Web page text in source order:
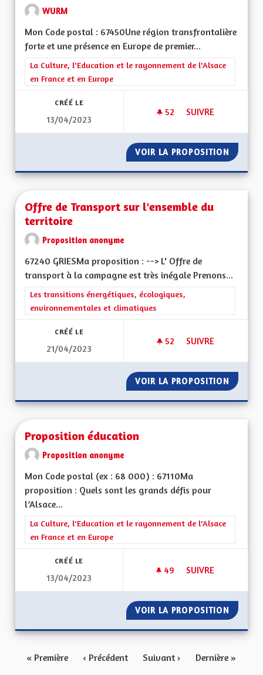
WURM
Mon Code postal : 67450Une région transfrontalière
forte et une présence en Europe de premier...
Filtrer les résultats de la catégorie : La Culture, l'Education et
La Culture, l'Education et le rayonnement de l'Alsace
en France et en Europe
CRÉÉ LE
13/04/2023
52 52 ABONNÉS
SUIVRE
VOIR LA PROPOSITION UNE
Offre de Transport sur l'ensemble du
territoire
Proposition anonyme
67240 GRIESMa proposition : --> L' Offre de
transport à la campagne est très inégale Prenons...
Filtrer les résultats de la catégorie : Les transitions
Les transitions énergétiques, écologiques,
environnementales et climatiques
CRÉÉ LE
21/04/2023
52 52 ABONNÉS
SUIVRE
VOIR LA PROPOSITION
Proposition éducation
Proposition anonyme
Mon Code postal (ex : 68 000) : 67110Ma
proposition : Quels sont les grands défis pour
l’Alsace...
Filtrer les résultats de la catégorie : La Culture, l'Education et
La Culture, l'Education et le rayonnement de l'Alsace
en France et en Europe
CRÉÉ LE
13/04/2023
49 49 ABONNÉS
SUIVRE
VOIR LA PROPOSITION
« Première ‹ Précédent Suivant › Dernière »